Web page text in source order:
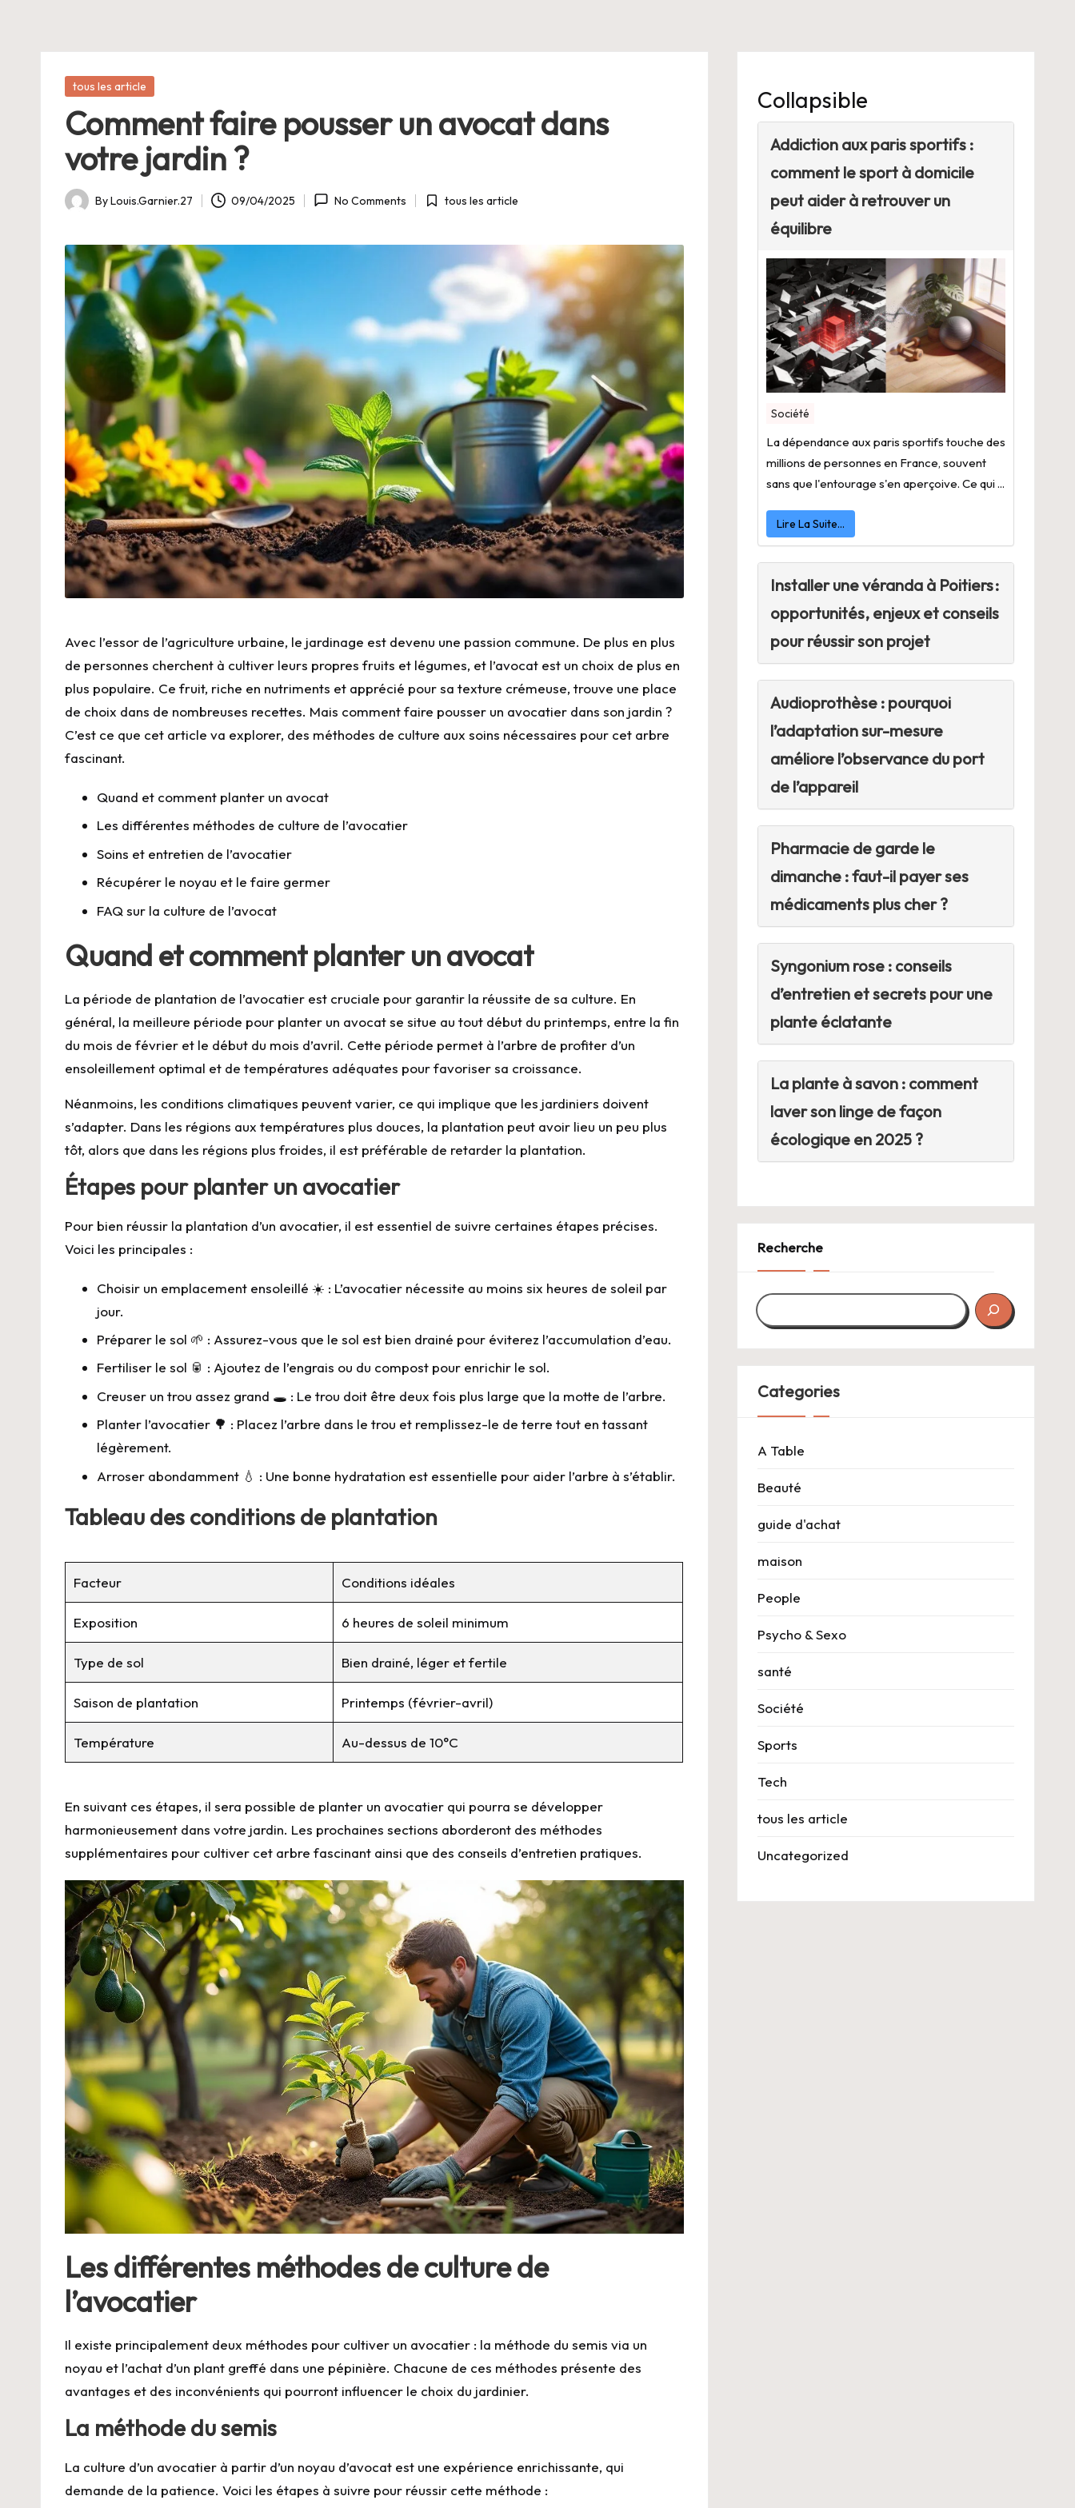
Posted
tous les article
Comment faire pousser un avocat dans
votre jardin ?
Posted
ByLouis.Garnier.27 09/04/2025 No Comments
Posted
tous les article
Avec l’essor de l’agriculture urbaine, le jardinage est devenu une passion commune. De plus en plus
de personnes cherchent à cultiver leurs propres fruits et légumes, et l’avocat est un choix de plus en
plus populaire. Ce fruit, riche en nutriments et apprécié pour sa texture crémeuse, trouve une place
de choix dans de nombreuses recettes. Mais comment faire pousser un avocatier dans son jardin ?
C’est ce que cet article va explorer, des méthodes de culture aux soins nécessaires pour cet arbre
fascinant.
Quand et comment planter un avocat
Les différentes méthodes de culture de l’avocatier
Soins et entretien de l’avocatier
Récupérer le noyau et le faire germer
FAQ sur la culture de l’avocat
Quand et comment planter un avocat
La période de plantation de l’avocatier est cruciale pour garantir la réussite de sa culture. En
général, la meilleure période pour planter un avocat se situe au tout début du printemps, entre la fin
du mois de février et le début du mois d’avril. Cette période permet à l’arbre de profiter d’un
ensoleillement optimal et de températures adéquates pour favoriser sa croissance.
Néanmoins, les conditions climatiques peuvent varier, ce qui implique que les jardiniers doivent
s’adapter. Dans les régions aux températures plus douces, la plantation peut avoir lieu un peu plus
tôt, alors que dans les régions plus froides, il est préférable de retarder la plantation.
Étapes pour planter un avocatier
Pour bien réussir la plantation d’un avocatier, il est essentiel de suivre certaines étapes précises.
Voici les principales :
Choisir un emplacement ensoleillé ☀️ : L’avocatier nécessite au moins six heures de soleil par
jour.
Préparer le sol 🌱 : Assurez-vous que le sol est bien drainé pour éviterez l’accumulation d’eau.
Fertiliser le sol 🥫 : Ajoutez de l’engrais ou du compost pour enrichir le sol.
Creuser un trou assez grand 🕳️ : Le trou doit être deux fois plus large que la motte de l’arbre.
Planter l’avocatier 🌳 : Placez l’arbre dans le trou et remplissez-le de terre tout en tassant
légèrement.
Arroser abondamment 💧 : Une bonne hydratation est essentielle pour aider l’arbre à s’établir.
Tableau des conditions de plantation
Facteur Conditions idéales
Exposition 6 heures de soleil minimum
Type de sol Bien drainé, léger et fertile
Saison de plantation Printemps (février-avril)
Température Au-dessus de 10°C
En suivant ces étapes, il sera possible de planter un avocatier qui pourra se développer
harmonieusement dans votre jardin. Les prochaines sections aborderont des méthodes
supplémentaires pour cultiver cet arbre fascinant ainsi que des conseils d’entretien pratiques.
Les différentes méthodes de culture de
l’avocatier
Il existe principalement deux méthodes pour cultiver un avocatier : la méthode du semis via un
noyau et l’achat d’un plant greffé dans une pépinière. Chacune de ces méthodes présente des
avantages et des inconvénients qui pourront influencer le choix du jardinier.
La méthode du semis
La culture d’un avocatier à partir d’un noyau d’avocat est une expérience enrichissante, qui
demande de la patience. Voici les étapes à suivre pour réussir cette méthode :
Collapsible
Addiction aux paris sportifs :
comment le sport à domicile
peut aider à retrouver un
équilibre
Société
La dépendance aux paris sportifs touche des
millions de personnes en France, souvent
sans que l'entourage s'en aperçoive. Ce qui ...
Lire La Suite…
Installer une véranda à Poitiers :
opportunités, enjeux et conseils
pour réussir son projet
Audioprothèse : pourquoi
l’adaptation sur-mesure
améliore l’observance du port
de l’appareil
Pharmacie de garde le
dimanche : faut-il payer ses
médicaments plus cher ?
Syngonium rose : conseils
d’entretien et secrets pour une
plante éclatante
La plante à savon : comment
laver son linge de façon
écologique en 2025 ?
Recherche
Categories
A Table
Beauté
guide d'achat
maison
People
Psycho & Sexo
santé
Société
Sports
Tech
tous les article
Uncategorized